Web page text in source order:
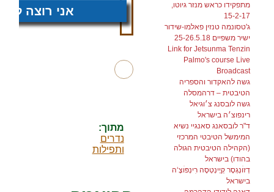
מתפקידו כראש מנזר גיוטו,
15-2-17
ג'טסונמה טנזין פאלמו-שידור
ישיר משפיים 25-26.5.18
Link for Jetsunma Tenzin
Palmo's course Live
Broadcast
גשה להאקדור והספריה
הטיבטית – דרהמסלה
גשה לובסנג צ׳וגיאל
רינפוצ׳ה בישראל
ד"ר לובסאנג סאנגיי נשיא
המימשל הטיבטי המרכזי
(הקהילה הטיבטית הגולה
בהודו) בישראל
דְזוׄנְגְסָר קְיֶינְטְסֶה רׅינְפּוׄצֶ‘ה
בישראל
אני רוצה
מתוך:
נדרים
ותפילות